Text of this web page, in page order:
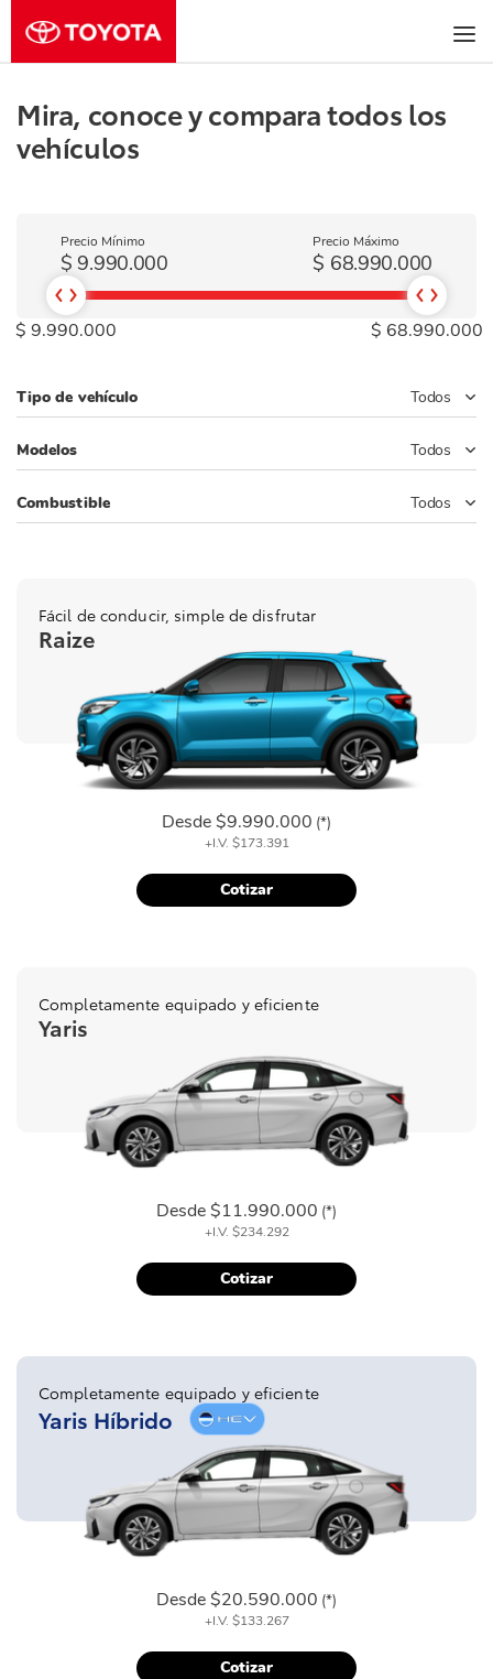
Mira, conoce y compara todos los
vehículos
Precio Mínimo
$ 9.990.000
Precio Máximo
$ 68.990.000
$ 9.990.000 $ 68.990.000
Tipo de vehículo Todos
Modelos Todos
Combustible Todos
Fácil de conducir, simple de disfrutar
Raize
Desde$9.990.000 (*)
+I.V. $173.391
Cotizar
Completamente equipado y eficiente
Yaris
Desde$11.990.000 (*)
+I.V. $234.292
Cotizar
Completamente equipado y eficiente
Yaris Híbrido
Desde$20.590.000 (*)
+I.V. $133.267
Cotizar